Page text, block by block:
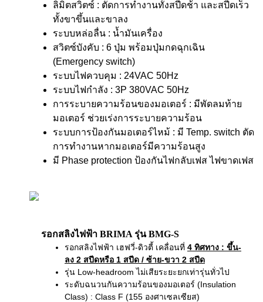
ลิมิตสวิตซ์ : ตัดการทำงานทั้งสปีดช้า และสปีดเร็ว
ทั้งขาขึ้นและขาลง
ระบบหล่อลื่น : น้ำมันเครื่อง
สวิตซ์บังคับ : 6 ปุ่ม พร้อมปุ่มกดฉุกเฉิน
(Emergency switch)
ระบบไฟควบคุม : 24VAC 50Hz
ระบบไฟกำลัง : 3P 380VAC 50Hz
การระบายความร้อนของมอเตอร์ : มีพัดลมท้าย
มอเตอร์ ช่วยเร่งการระบายความร้อน
ระบบการป้องกันมอเตอร์ไหม้ : มี Temp. switch ตัด
การทำงานหากมอเตอร์มีความร้อนสูง
มี Phase protection ป้องกันไฟกลับเฟส ไฟขาดเฟส
รอกสลิงไฟฟ้า BRIMA รุ่น BMG-S
รอกสลิงไฟฟ้า เฮฟวี่-ดิวตี้ เคลื่อนที่ 4 ทิศทาง : ขึ้น-
ลง 2 สปีดหรือ 1 สปีด / ซ้าย-ขวา 2 สปีด
รุ่น Low-headroom ไม่เสียระยะยกเท่ารุ่นทั่วไป
ระดับฉนวนกันความร้อนของมอเตอร์ (Insulation
Class) : Class F (155 องศาเซลเซียส)